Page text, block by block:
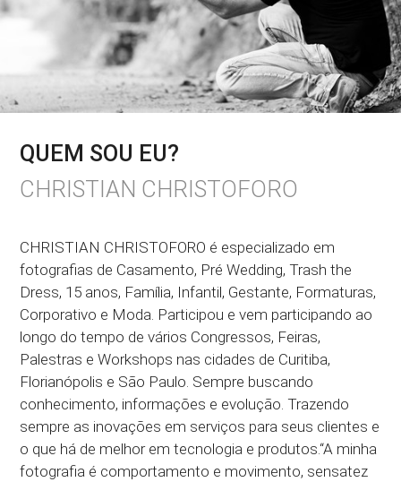
QUEM SOU EU?
CHRISTIAN CHRISTOFORO
CHRISTIAN CHRISTOFORO é especializado em
fotografias de Casamento, Pré Wedding, Trash the
Dress, 15 anos, Família, Infantil, Gestante, Formaturas,
Corporativo e Moda. Participou e vem participando ao
longo do tempo de vários Congressos, Feiras,
Palestras e Workshops nas cidades de Curitiba,
Florianópolis e São Paulo. Sempre buscando
conhecimento, informações e evolução. Trazendo
sempre as inovações em serviços para seus clientes e
o que há de melhor em tecnologia e produtos.“A minha
fotografia é comportamento e movimento, sensatez